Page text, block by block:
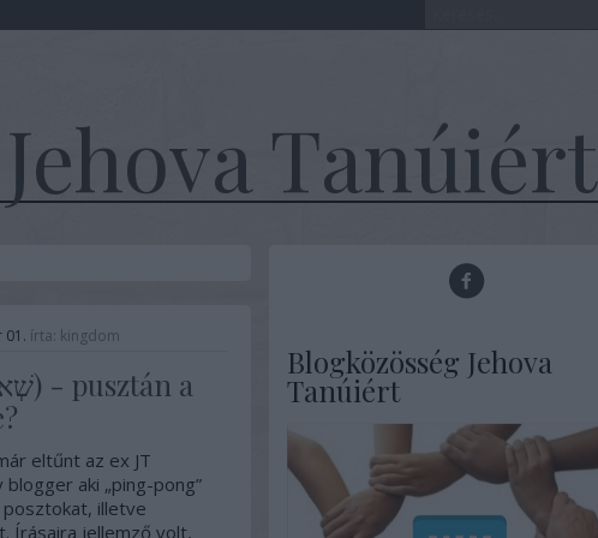
Tanúiért
01. írta: kingdom
eltűnt az ex JT
aki „ping-pong”
posztokat, illetve
Írásaira jellemző volt,
Blogközösség Jehova
Tanúiért